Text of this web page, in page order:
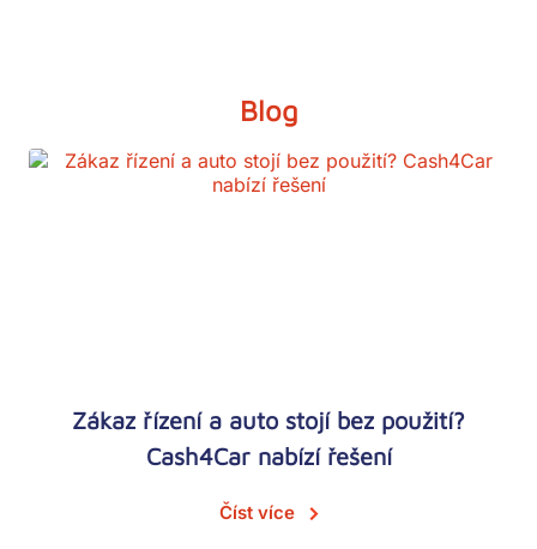
Blog
Zákaz řízení a auto stojí bez použití?
Cash4Car nabízí řešení
Číst více